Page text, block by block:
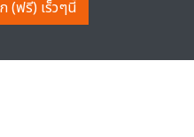
(ฟรี) เร็วๆนี้